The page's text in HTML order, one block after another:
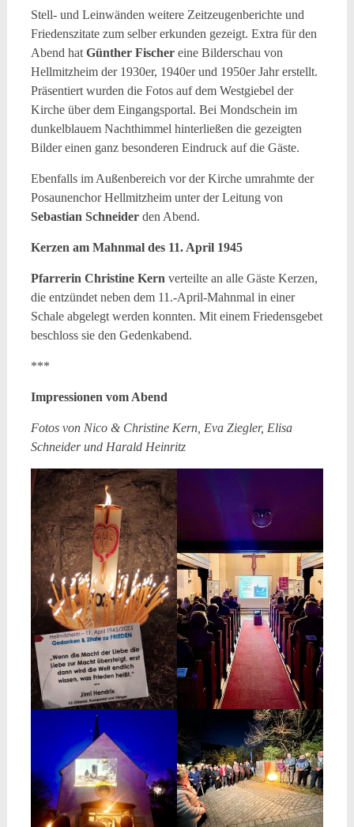
Stell- und Leinwänden weitere Zeitzeugenberichte und
Friedenszitate zum selber erkunden gezeigt. Extra für den
Abend hat Günther Fischereine Bilderschau von
Hellmitzheim der 1930er, 1940er und 1950er Jahr erstellt.
Präsentiert wurden die Fotos auf dem Westgiebel der
Kirche über dem Eingangsportal. Bei Mondschein im
dunkelblauem Nachthimmel hinterließen die gezeigten
Bilder einen ganz besonderen Eindruck auf die Gäste.
Ebenfalls im Außenbereich vor der Kirche umrahmte der
Posaunenchor Hellmitzheim unter der Leitung von
Sebastian Schneiderden Abend.
Kerzen am Mahnmal des 11. April 1945
Pfarrerin Christine Kern verteilte an alle Gäste Kerzen,
die entzündet neben dem 11.-April-Mahnmal in einer
Schale abgelegt werden konnten. Mit einem Friedensgebet
beschloss sie den Gedenkabend.
***
Impressionen vom Abend
Fotos von Nico & Christine Kern, Eva Ziegler, Elisa
Schneider und Harald Heinritz